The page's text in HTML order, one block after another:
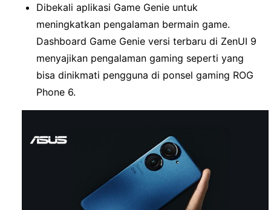
Dibekali aplikasi Game Genie untuk
meningkatkan pengalaman bermain game.
Dashboard Game Genie versi terbaru di ZenUI 9
menyajikan pengalaman gaming seperti yang
bisa dinikmati pengguna di ponsel gaming ROG
Phone 6.